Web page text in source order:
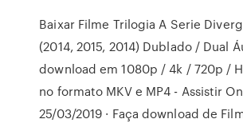
Baixar Filme Trilogia A Serie
(2014, 2015, 2014) Dublado / Dual
download em 1080p / 4k / 720p /
no formato MKV e MP4 - Assistir
25/03/2019 · Faça download de